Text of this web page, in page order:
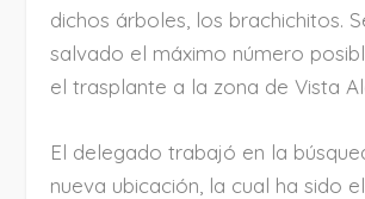
dichos árboles, los brachichitos.
salvado el máximo número
el trasplante a la zona de Vista
El delegado trabajó en la
nueva ubicación, la cual ha sido